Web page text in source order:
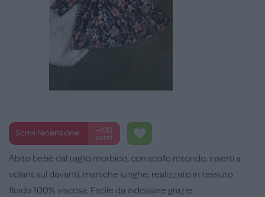
Scrivi recensione
+100
punti
Abito bebè dal taglio morbido, con scollo rotondo, inserti a
volant sul davanti, maniche lunghe, realizzato in tessuto
fluido 100% viscosa. Facile da indossare grazie